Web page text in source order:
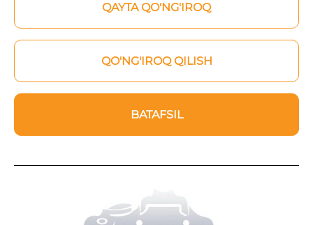
QAYTA QO'NG'IROQ
QO'NG'IROQ QILISH
BATAFSIL